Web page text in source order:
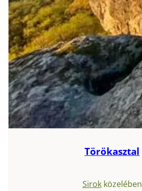
Törökasztal
Sirokközelében